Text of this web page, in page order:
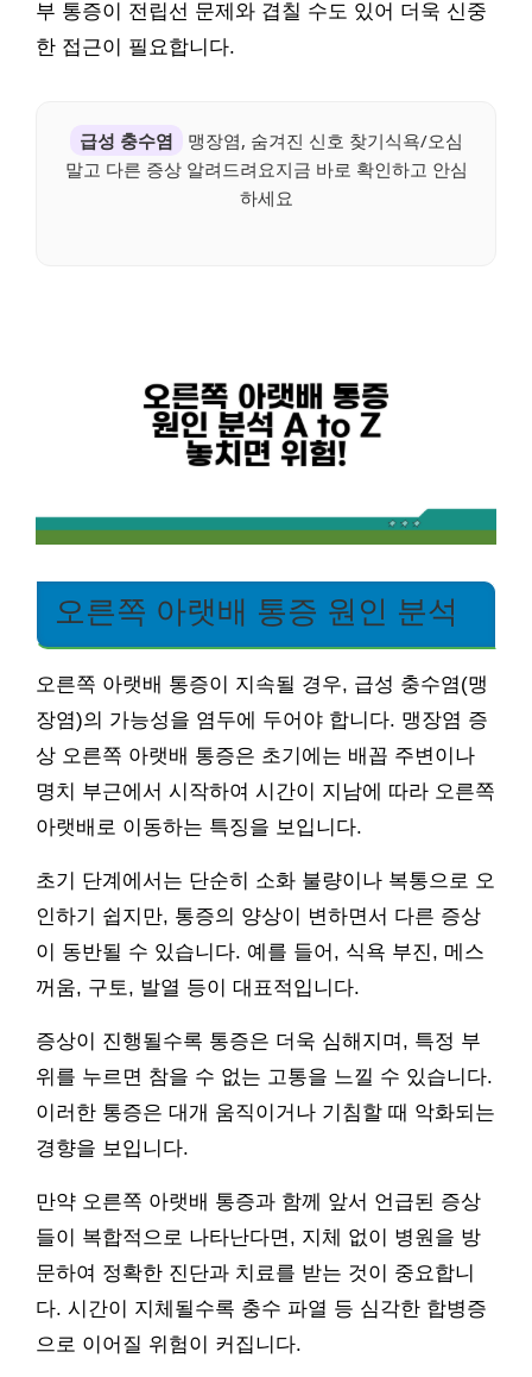
부 통증이 전립선 문제와 겹칠 수도 있어 더욱 신중
한 접근이 필요합니다.
급성 충수염
맹장염, 숨겨진 신호 찾기식욕/오심
말고 다른 증상 알려드려요지금 바로 확인하고 안심
하세요
오른쪽 아랫배 통증 원인 분석
오른쪽 아랫배 통증이 지속될 경우, 급성 충수염(맹
장염)의 가능성을 염두에 두어야 합니다. 맹장염 증
상 오른쪽 아랫배 통증은 초기에는 배꼽 주변이나
명치 부근에서 시작하여 시간이 지남에 따라 오른쪽
아랫배로 이동하는 특징을 보입니다.
초기 단계에서는 단순히 소화 불량이나 복통으로 오
인하기 쉽지만, 통증의 양상이 변하면서 다른 증상
이 동반될 수 있습니다. 예를 들어, 식욕 부진, 메스
꺼움, 구토, 발열 등이 대표적입니다.
증상이 진행될수록 통증은 더욱 심해지며, 특정 부
위를 누르면 참을 수 없는 고통을 느낄 수 있습니다.
이러한 통증은 대개 움직이거나 기침할 때 악화되는
경향을 보입니다.
만약 오른쪽 아랫배 통증과 함께 앞서 언급된 증상
들이 복합적으로 나타난다면, 지체 없이 병원을 방
문하여 정확한 진단과 치료를 받는 것이 중요합니
다. 시간이 지체될수록 충수 파열 등 심각한 합병증
으로 이어질 위험이 커집니다.